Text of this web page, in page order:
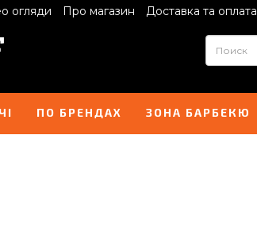
огляди Про магазин Доставка та оплата
ПО БРЕНДАХ ЗОНА БАРБЕКЮ